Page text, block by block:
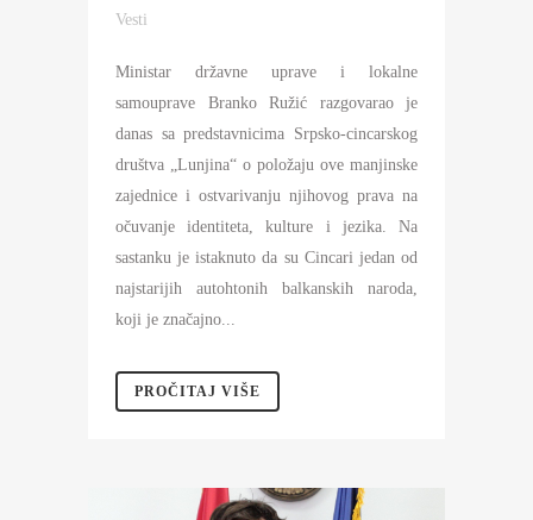
Vesti
Ministar državne uprave i lokalne
samouprave Branko Ružić razgovarao je
danas sa predstavnicima Srpsko-cincarskog
društva „Lunjina“ o položaju ove manjinske
zajednice i ostvarivanju njihovog prava na
očuvanje identiteta, kulture i jezika. Na
sastanku je istaknuto da su Cincari jedan od
najstarijih autohtonih balkanskih naroda,
koji je značajno...
PROČITAJ VIŠE